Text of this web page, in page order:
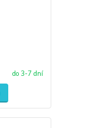
do 3-7 dní